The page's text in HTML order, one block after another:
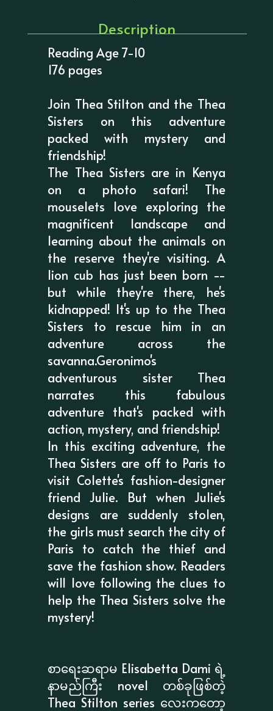
Description
Reading Age 7-10
176 pages
Join Thea Stilton and the Thea
Sisters on this adventure
packed with mystery and
friendship!
The Thea Sisters are in Kenya
on a photo safari! The
mouselets love exploring the
magnificent landscape and
learning about the animals on
the reserve they're visiting. A
lion cub has just been born --
but while they're there, he's
kidnapped! It's up to the Thea
Sisters to rescue him in an
adventure across the
savanna.Geronimo's
adventurous sister Thea
narrates this fabulous
adventure that's packed with
action, mystery, and friendship!
In this exciting adventure, the
Thea Sisters are off to Paris to
visit Colette's fashion-designer
friend Julie. But when Julie's
designs are suddenly stolen,
the girls must search the city of
Paris to catch the thief and
save the fashion show. Readers
will love following the clues to
help the Thea Sisters solve the
mystery!
စာရေးဆရာမ Elisabetta Dami ရဲ့
နာမည်ကြီး novel တစ်ခုဖြစ်တဲ့
Thea Stilton series လေးကတော့